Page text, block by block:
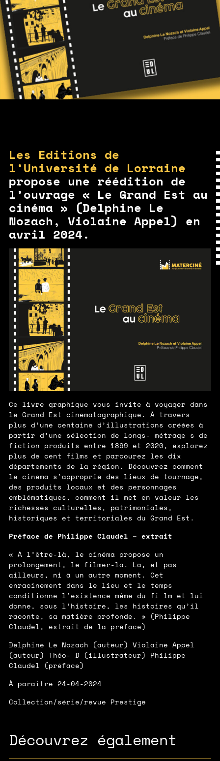
Les Editions de
l’Université de Lorraine
propose une réédition de
l’ouvrage « Le Grand Est au
cinéma » (Delphine Le
Nozach, Violaine Appel) en
avril 2024.
Ce livre graphique vous invite à voyager dans
le Grand Est cinématographique. À travers
plus d’une centaine d’illustrations créées à
partir d’une sélection de longs- métrage s de
ﬁction produits entre 1899 et 2020, explorez
plus de cent ﬁlms et parcourez les dix
départements de la région. Découvrez comment
le cinéma s’approprie des lieux de tournage,
des produits locaux et des personnages
emblématiques, comment il met en valeur les
richesses culturelles, patrimoniales,
historiques et territoriales du Grand Est.
Préface de Philippe Claudel – extrait
« À l’être-là, le cinéma propose un
prolongement, le ﬁlmer-là. Là, et pas
ailleurs, ni à un autre moment. Cet
enracinement dans le lieu et le temps
conditionne l’existence même du ﬁ lm et lui
donne, sous l’histoire, les histoires qu’il
raconte, sa matière profonde. » (Philippe
Claudel, extrait de la préface)
Delphine Le Nozach (auteur) Violaine Appel
(auteur) Théo- D (illustrateur) Philippe
Claudel (préface)
À paraître 24-04-2024
Collection/série/revue Prestige
Découvrez également